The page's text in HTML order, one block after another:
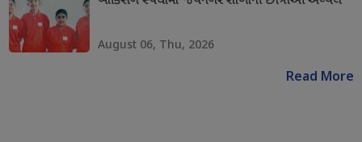
August 06, Thu, 2026
Read More